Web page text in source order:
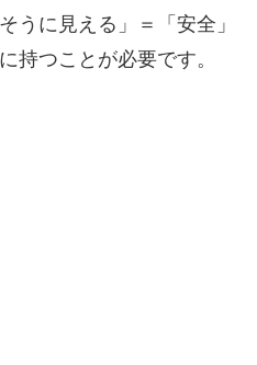
うに見える」＝「安全」
持つことが必要です。